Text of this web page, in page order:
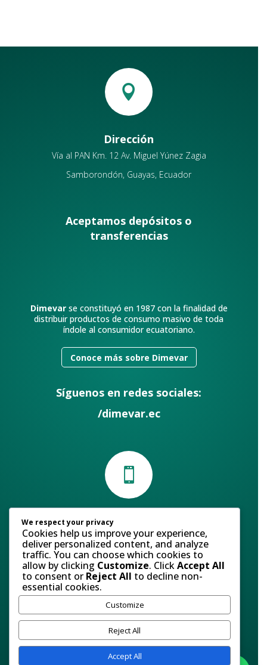
hasta
hasta

Dirección
Vía al PAN Km. 12 Av. Miguel Yúnez Zagia
Samborondón, Guayas, Ecuador
Aceptamos depósitos o
transferencias
Dimevarse constituyó en 1987 con la finalidad de
distribuir productos de consumo masivo de toda
índole al consumidor ecuatoriano.
Conoce más sobre Dimevar
Síguenos en redes sociales:
/dimevar.ec

Contáctanos
Atención al Cliente: (+593) 98 585 9275
Ventas:(+593) 98 013 2769
Servicio al cliente
ventasweb@dimevar.com.ec
Políticas de devolución|Politicas de privacidad
Términos y condiciones
We respect your privacy
Cookies help us improve your experience,
deliver personalized content, and analyze
traffic. You can choose which cookies to
allow by clicking Customize. ClickAccept All
to consent or Reject All to decline non-
essential cookies.
Customize
Reject All
Accept All